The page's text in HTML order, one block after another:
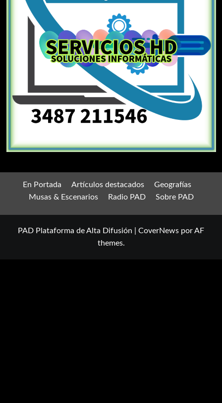
En Portada Artículos destacados
Geografías
Musas & Escenarios
Radio PAD Sobre PAD
PAD Plataforma de Alta Difusión CoverNews por AF
themes.